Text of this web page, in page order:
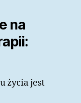
na
życia jest